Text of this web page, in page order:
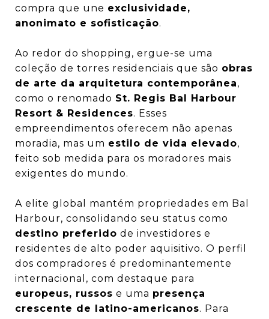
compra que une exclusividade,
anonimato e sofisticação.
Ao redor do shopping, ergue-se uma
coleção de torres residenciais que são obras
de arte da arquitetura contemporânea,
como o renomado St. Regis Bal Harbour
Resort & Residences. Esses
empreendimentos oferecem não apenas
moradia, mas um estilo de vida elevado,
feito sob medida para os moradores mais
exigentes do mundo.
A elite global mantém propriedades em Bal
Harbour, consolidando seu status como
destino preferido de investidores e
residentes de alto poder aquisitivo. O perfil
dos compradores é predominantemente
internacional, com destaque para
europeus, russos e uma presença
crescente de latino-americanos. Para